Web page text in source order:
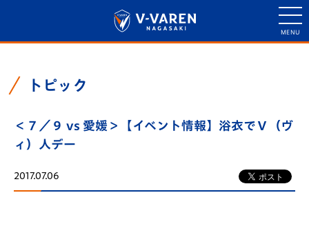
トピック
＜７／９ vs 愛媛＞【イベント情報】浴衣でＶ（ヴ
ィ）人デー
2017.07.06